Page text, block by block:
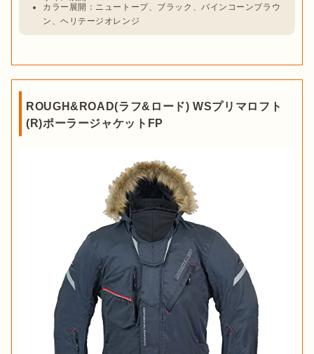
カラー展開：ニュートープ、ブラック、パインコーンブラウ
ン、ヘリテージオレンジ
ROUGH&ROAD(ラフ&ロード) WSプリマロフト
(R)ポーラージャケットFP